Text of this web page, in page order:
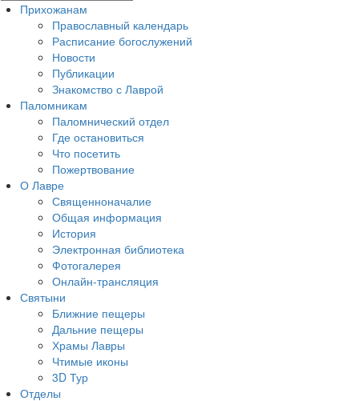
Прихожанам
Православный календарь
Расписание богослужений
Новости
Публикации
Знакомство с Лаврой
Паломникам
Паломнический отдел
Где остановиться
Что посетить
Пожертвование
О Лавре
Священноначалие
Общая информация
История
Электронная библиотека
Фотогалерея
Онлайн-трансляция
Святыни
Ближние пещеры
Дальние пещеры
Храмы Лавры
Чтимые иконы
3D Тур
Отделы